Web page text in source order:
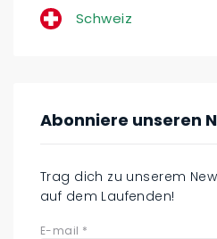
Schweiz
Abonniere unseren
Trag dich zu unserem
auf dem Laufenden!
E-mail *